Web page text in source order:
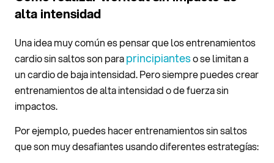
alta intensidad
Una idea muy común es pensar que los entrenamientos
cardio sin saltos son paraprincipianteso se limitan a
un cardio de baja intensidad. Pero siempre puedes crear
entrenamientos de alta intensidad o de fuerza sin
impactos.
Por ejemplo, puedes hacer entrenamientos sin saltos
que son muy desafiantes usando diferentes estrategías: